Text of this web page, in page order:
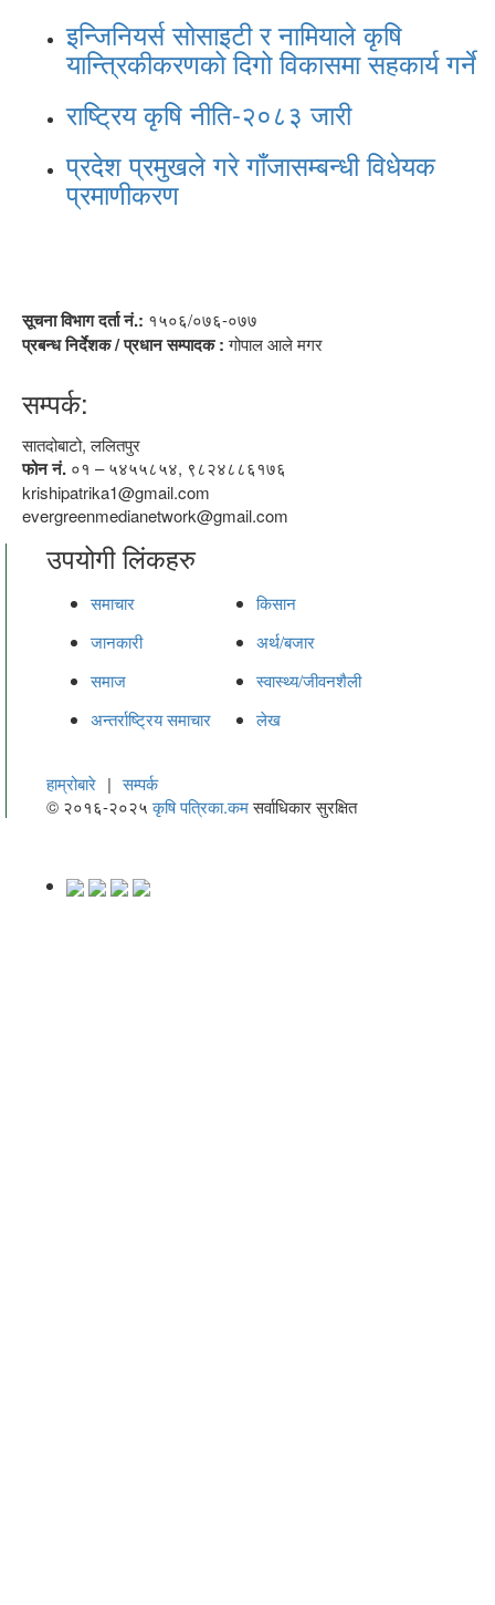
इन्जिनियर्स सोसाइटी र नामियाले कृषि
यान्त्रिकीकरणको दिगो विकासमा सहकार्य गर्ने
राष्ट्रिय कृषि नीति-२०८३ जारी
प्रदेश प्रमुखले गरे गाँजासम्बन्धी विधेयक
प्रमाणीकरण
सूचना विभाग दर्ता नं.: १५०६/०७६-०७७
प्रबन्ध निर्देशक / प्रधान सम्पादक :गोपाल आले मगर
सम्पर्क:
सातदोबाटो, ललितपुर
फोन नं. ०१ – ५४५५८५४, ९८२४८८६१७६
krishipatrika1@gmail.com
evergreenmedianetwork@gmail.com
उपयोगी लिंकहरु
समाचार
किसान
जानकारी
अर्थ/बजार
समाज
स्वास्थ्य/जीवनशैली
अन्तर्राष्ट्रिय समाचार
लेख
हाम्रोबारे | सम्पर्क
© २०१६-२०२५कृषि पत्रिका.कमसर्वाधिकार सुरक्षित